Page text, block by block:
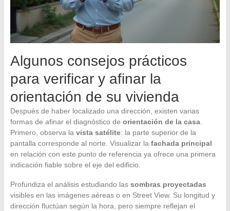
Algunos consejos prácticos
para verificar y afinar la
orientación de su vivienda
Después de haber localizado una dirección, existen varias
formas de afinar el diagnóstico de orientación de la casa.
Primero, observa la vista satélite: la parte superior de la
pantalla corresponde al norte. Visualizar la fachada principal
en relación con este punto de referencia ya ofrece una primera
indicación fiable sobre el eje del edificio.
Profundiza el análisis estudiando las sombras proyectadas
visibles en las imágenes aéreas o en Street View. Su longitud y
dirección fluctúan según la hora, pero siempre reflejan el